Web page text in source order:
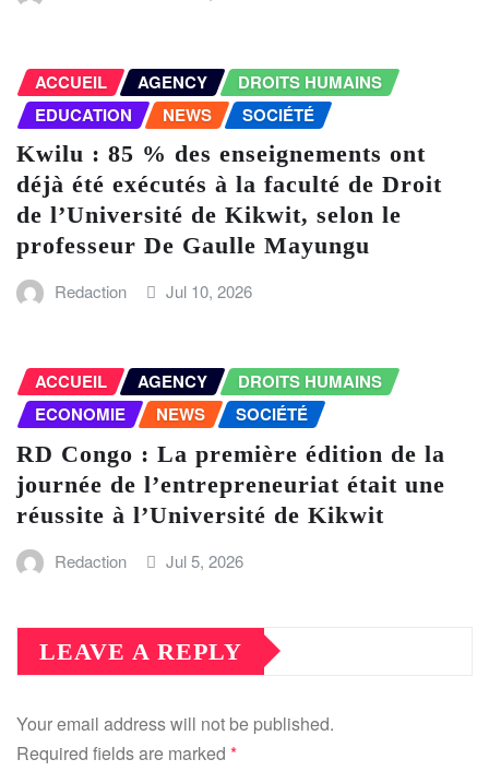
ACCUEIL AGENCY
DROITS HUMAINS
EDUCATION
NEWS SOCIÉTÉ
Kwilu : 85 % des enseignements ont
déjà été exécutés à la faculté de Droit
de l’Université de Kikwit, selon le
professeur De Gaulle Mayungu
Redaction Jul 10, 2026
ACCUEIL AGENCY
DROITS HUMAINS
ECONOMIE
NEWS SOCIÉTÉ
RD Congo : La première édition de la
journée de l’entrepreneuriat était une
réussite à l’Université de Kikwit
Redaction Jul 5, 2026
LEAVE A REPLY
Your email address will not be published.
Required fields are marked *